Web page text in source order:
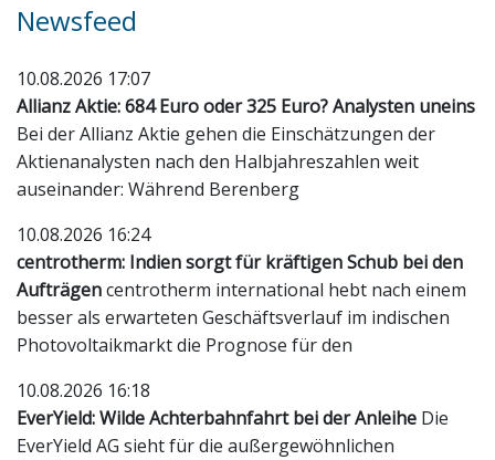
Newsfeed
10.08.2026 17:07
Allianz Aktie: 684 Euro oder 325 Euro? Analysten uneins
Bei der Allianz Aktie gehen die Einschätzungen der
Aktienanalysten nach den Halbjahreszahlen weit
auseinander: Während Berenberg
10.08.2026 16:24
centrotherm: Indien sorgt für kräftigen Schub bei den
Aufträgencentrotherm international hebt nach einem
besser als erwarteten Geschäftsverlauf im indischen
Photovoltaikmarkt die Prognose für den
10.08.2026 16:18
EverYield: Wilde Achterbahnfahrt bei der Anleihe Die
EverYield AG sieht für die außergewöhnlichen